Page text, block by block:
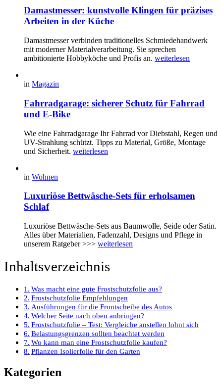
Damastmesser: kunstvolle Klingen für präzises
Arbeiten in der Küche
Damastmesser verbinden traditionelles Schmiedehandwerk
mit moderner Materialverarbeitung. Sie sprechen
ambitionierte Hobbyköche und Profis an. weiterlesen
in Magazin
Fahrradgarage: sicherer Schutz für Fahrrad
und E-Bike
Wie eine Fahrradgarage Ihr Fahrrad vor Diebstahl, Regen und
UV-Strahlung schützt. Tipps zu Material, Größe, Montage
und Sicherheit. weiterlesen
in Wohnen
Luxuriöse Bettwäsche-Sets für erholsamen
Schlaf
Luxuriöse Bettwäsche-Sets aus Baumwolle, Seide oder Satin.
Alles über Materialien, Fadenzahl, Designs und Pflege in
unserem Ratgeber >>> weiterlesen
Inhaltsverzeichnis
Was macht eine gute Frostschutzfolie aus?
Frostschutzfolie Empfehlungen
Ausführungen für die Frontscheibe des Autos
Welcher Seite nach oben anbringen?
Frostschutzfolie – Test: Vergleiche anstellen lohnt sich
Belastungsgrenzen sollten beachtet werden
Wo kann man eine Frostschutzfolie kaufen?
Pflanzen Isolierfolie für den Garten
Kategorien